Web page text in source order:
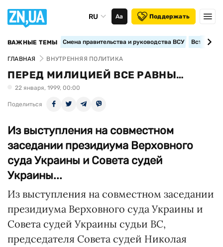
RU Аа Поддержать
ВАЖНЫЕ ТЕМЫ Смена правительства и руководства ВСУ
ГЛАВНАЯ ВНУТРЕННЯЯ ПОЛИТИКА
ПЕРЕД МИЛИЦИЕЙ ВСЕ РАВНЫ…
22 января, 1999, 00:00
Поделиться
Из выступления на совместном
заседании президиума Верховного
суда Украины и Совета судей
Украины...
Из выступления на совместном заседании
президиума Верховного суда Украины и
Совета судей Украины судьи ВС,
председателя Совета судей Николая